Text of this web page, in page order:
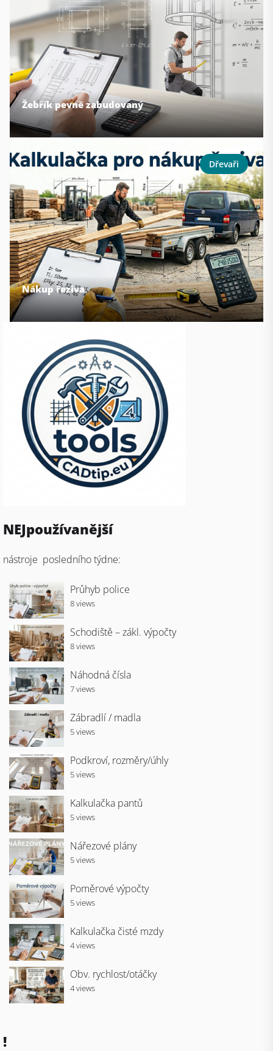
Žebřík pevně zabudovaný
Dřevaři
Nákup řeziva
NEJpoužívanější
nástroje posledního týdne:
Průhyb police
8 views
Schodiště – zákl. výpočty
8 views
Náhodná čísla
7 views
Zábradlí / madla
5 views
Podkroví, rozměry/úhly
5 views
Kalkulačka pantů
5 views
Nářezové plány
5 views
Poměrové výpočty
5 views
Kalkulačka čisté mzdy
4 views
Obv. rychlost/otáčky
4 views
!